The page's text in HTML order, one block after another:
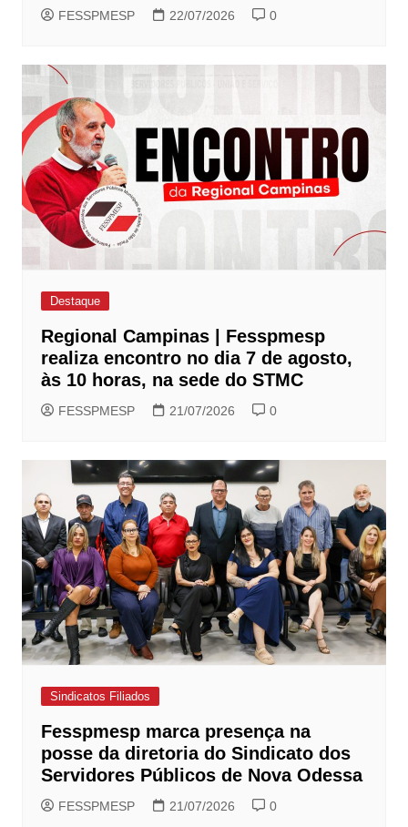
FESSPMESP 22/07/2026 0
Destaque
Regional Campinas | Fesspmesp
realiza encontro no dia 7 de agosto,
às 10 horas, na sede do STMC
FESSPMESP 21/07/2026 0
Sindicatos Filiados
Fesspmesp marca presença na
posse da diretoria do Sindicato dos
Servidores Públicos de Nova Odessa
FESSPMESP 21/07/2026 0